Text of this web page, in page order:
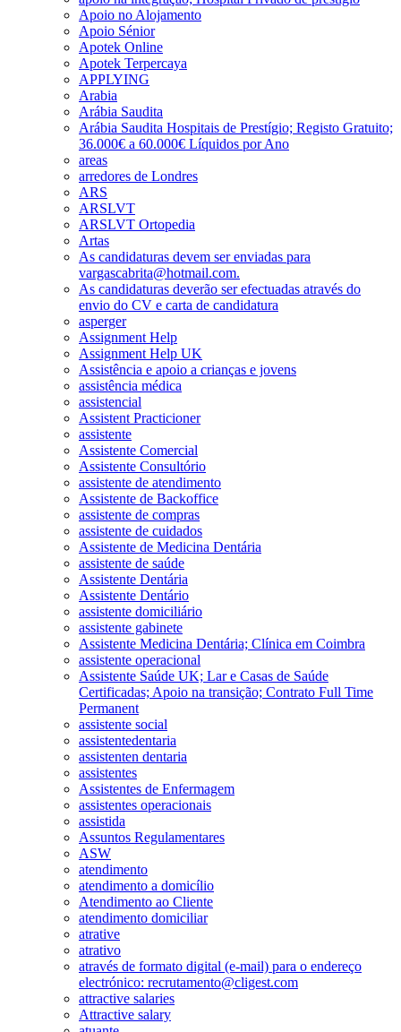
Apoio no Alojamento
Apoio Sénior
Apotek Online
Apotek Terpercaya
APPLYING
Arabia
Arábia Saudita
Arábia Saudita Hospitais de Prestígio; Registo Gratuito;
36.000€ a 60.000€ Líquidos por Ano
areas
arredores de Londres
ARS
ARSLVT
ARSLVT Ortopedia
Artas
As candidaturas devem ser enviadas para
vargascabrita@hotmail.com.
As candidaturas deverão ser efectuadas através do
envio do CV e carta de candidatura
asperger
Assignment Help
Assignment Help UK
Assistência e apoio a crianças e jovens
assistência médica
assistencial
Assistent Practicioner
assistente
Assistente Comercial
Assistente Consultório
assistente de atendimento
Assistente de Backoffice
assistente de compras
assistente de cuidados
Assistente de Medicina Dentária
assistente de saúde
Assistente Dentária
Assistente Dentário
assistente domiciliário
assistente gabinete
Assistente Medicina Dentária; Clínica em Coimbra
assistente operacional
Assistente Saúde UK; Lar e Casas de Saúde
Certificadas; Apoio na transição; Contrato Full Time
Permanent
assistente social
assistentedentaria
assistenten dentaria
assistentes
Assistentes de Enfermagem
assistentes operacionais
assistida
Assuntos Regulamentares
ASW
atendimento
atendimento a domicílio
Atendimento ao Cliente
atendimento domiciliar
atrative
atrativo
através de formato digital (e-mail) para o endereço
electrónico: recrutamento@cligest.com
attractive salaries
Attractive salary